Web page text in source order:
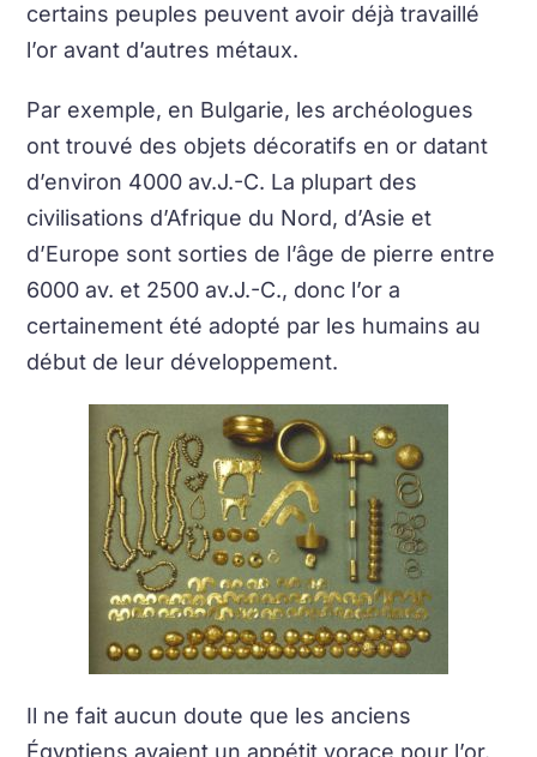
certains peuples peuvent avoir déjà travaillé
l’or avant d’autres métaux.
Par exemple, en Bulgarie, les archéologues
ont trouvé des objets décoratifs en or datant
d’environ 4000 av.J.-C. La plupart des
civilisations d’Afrique du Nord, d’Asie et
d’Europe sont sorties de l’âge de pierre entre
6000 av. et 2500 av.J.-C., donc l’or a
certainement été adopté par les humains au
début de leur développement.
Il ne fait aucun doute que les anciens